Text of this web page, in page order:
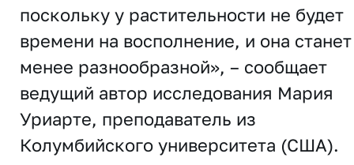
поскольку у растительности не будет
времени на восполнение, и она станет
менее разнообразной», – сообщает
ведущий автор исследования Мария
Уриарте, преподаватель из
Колумбийского университета (США).